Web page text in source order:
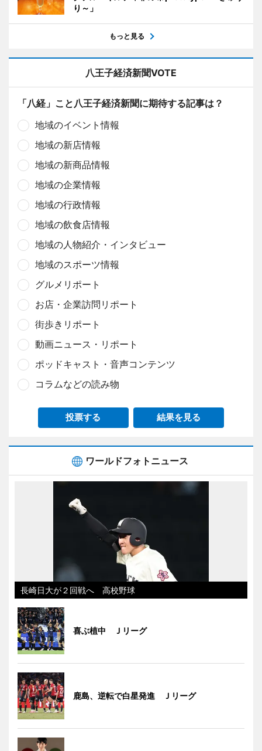
り～」
もっと見る
八王子経済新聞VOTE
「八経」こと八王子経済新聞に期待する記事は？
地域のイベント情報
地域の新店情報
地域の新商品情報
地域の企業情報
地域の行政情報
地域の飲食店情報
地域の人物紹介・インタビュー
地域のスポーツ情報
グルメリポート
お店・企業訪問リポート
街歩きリポート
動画ニュース・リポート
ポッドキャスト・音声コンテンツ
コラムなどの読み物
投票する 結果を見る
ワールドフォトニュース
長崎日大が２回戦へ 高校野球
喜ぶ植中 Ｊリーグ
鹿島、逆転で白星発進 Ｊリーグ